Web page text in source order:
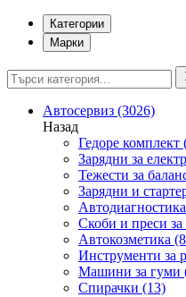
Категории
Марки
Автосервиз (3026)
Назад
Гедоре комплект
Зарядни за
Тежести за
Зарядни и
Автодиагностика
Скоби и преси за
Автокозметика
Инструменти за
Машини за гуми
Спирачки (13)